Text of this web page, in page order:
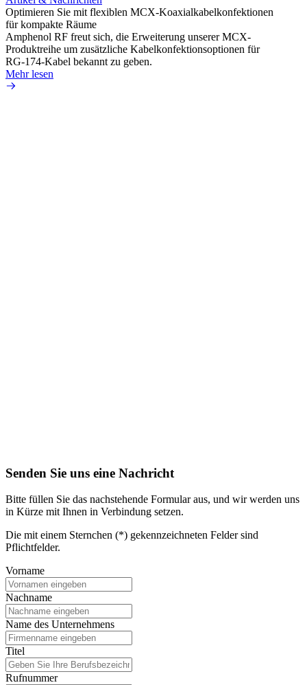
Optimieren Sie mit flexiblen MCX-Koaxialkabelkonfektionen
für kompakte Räume
Amphenol RF freut sich, die Erweiterung unserer MCX-
Produktreihe um zusätzliche Kabelkonfektionsoptionen für
RG-174-Kabel bekannt zu geben.
Mehr lesen
Senden Sie uns eine Nachricht
Bitte füllen Sie das nachstehende Formular aus, und wir werden uns
in Kürze mit Ihnen in Verbindung setzen.
Die mit einem Sternchen (*) gekennzeichneten Felder sind
Pflichtfelder.
Vorname
Nachname
Name des Unternehmens
Titel
Rufnummer